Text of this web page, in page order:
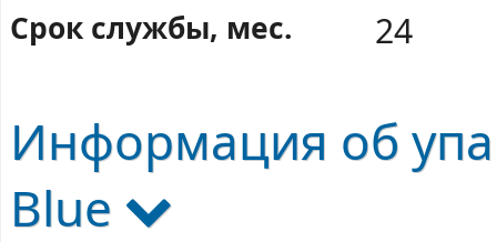
Срок службы, мес. 24
Информация об
Blue